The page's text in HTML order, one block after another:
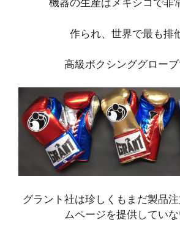
作られ、世界で最も排
高級ボクシンググローブ
グラント社は珍しくもまだ製品
ムページを提供してい